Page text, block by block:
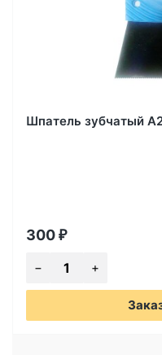
Шпатель зубчатый
300 ₽